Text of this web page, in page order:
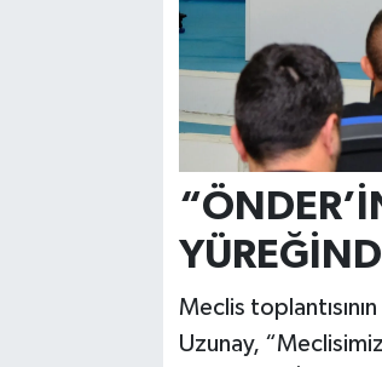
Meclis
Uzunay,